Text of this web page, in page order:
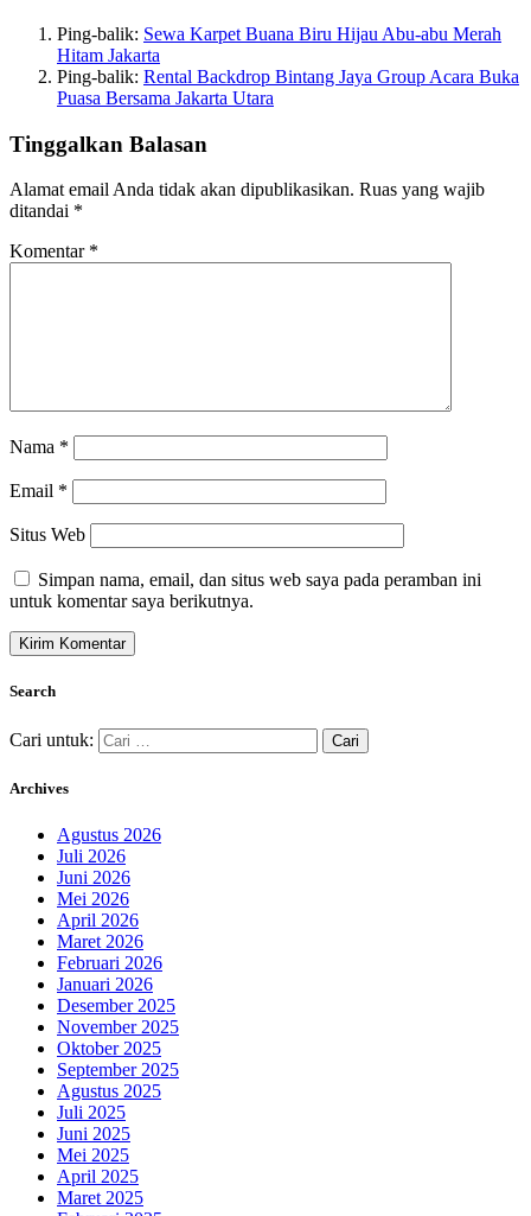
Ping-balik: Sewa Karpet Buana Biru Hijau Abu-abu Merah
Hitam Jakarta
Ping-balik: Rental Backdrop Bintang Jaya Group Acara Buka
Puasa Bersama Jakarta Utara
Tinggalkan Balasan
Alamat email Anda tidak akan dipublikasikan. Ruas yang wajib
ditandai *
Komentar *
Nama *
Email *
Situs Web
Simpan nama, email, dan situs web saya pada peramban ini
untuk komentar saya berikutnya.
Search
Cari untuk:
Archives
Agustus 2026
Juli 2026
Juni 2026
Mei 2026
April 2026
Maret 2026
Februari 2026
Januari 2026
Desember 2025
November 2025
Oktober 2025
September 2025
Agustus 2025
Juli 2025
Juni 2025
Mei 2025
April 2025
Maret 2025